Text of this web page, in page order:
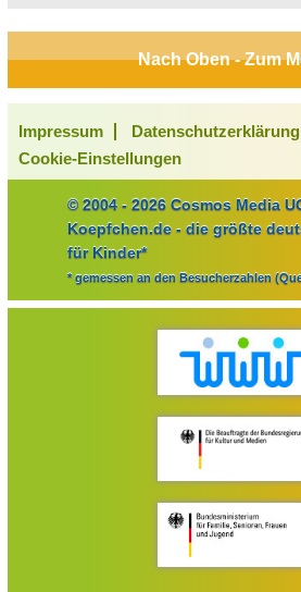
Nach Oben - Zum
Impressum Datenschutzerklärung
Cookie-Einstellungen
© 2004 - 2026 Cosmos Media
Koepfchen.de - die größte
für Kinder*
* gemessen an den Besucherzahlen